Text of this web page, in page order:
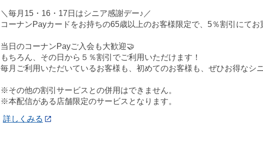
＼毎月15・16・17日はシニア感謝デー♪／
コーナンPayカードをお持ちの65歳以上のお客様限定で、5％割引にて
当日のコーナンPayご入会も大歓迎🤝
もちろん、その日から５％割引でご利用いただけます！
毎月ご利用いただいているお客様も、初めてのお客様も、ぜひお得なシ
※その他の割引サービスとの併用はできません。
※本配信がある店舗限定のサービスとなります。
詳しくみる